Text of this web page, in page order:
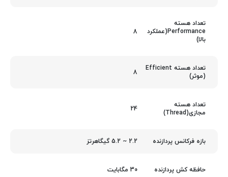
تعداد هسته
Performance(عملکرد
بالا)
8
تعداد هسته Efficient
(موثر)
8
تعداد هسته
مجازی(Thread)
24
بازه فرکانس پردازنده 2.2 ~ 5.2 گیگاهرتز
حافظه کش پردازنده 30 مگابایت